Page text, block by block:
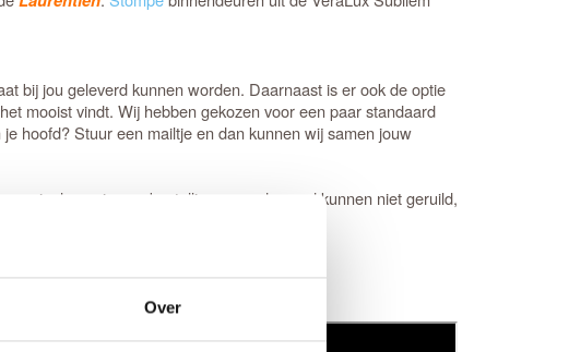
Over
bij jou geleverd kunnen worden. Daarnaast is er ook de optie
mooist vindt. Wij hebben gekozen voor een paar standaard
hoofd? Stuur een mailtje en dan kunnen wij samen jouw
voor jou op bestelling geproduceerd kunnen niet geruild,